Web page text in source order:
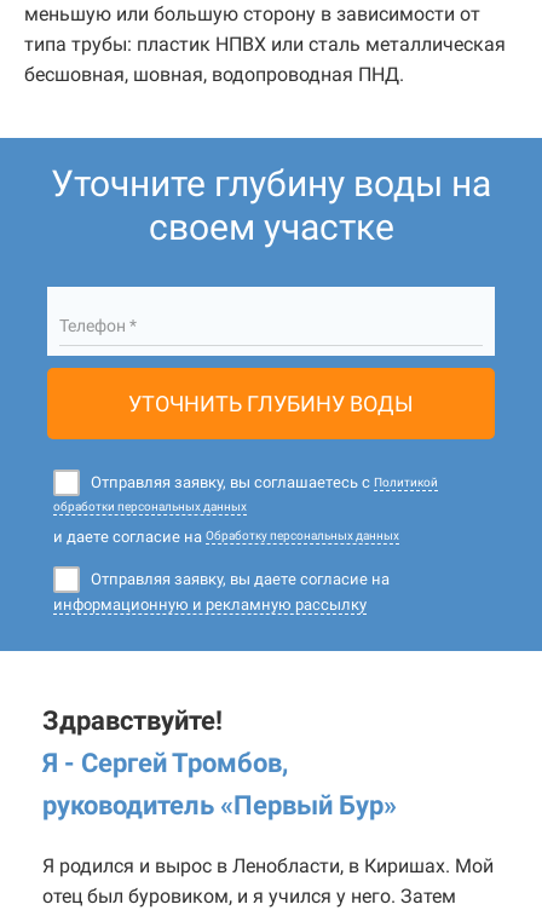
меньшую или большую сторону в зависимости от
типа трубы: пластик НПВХ или сталь металлическая
бесшовная, шовная, водопроводная ПНД.
Уточните глубину воды на
своем участке
Телефон *
УТОЧНИТЬ ГЛУБИНУ ВОДЫ
Отправляя заявку, вы соглашаетесь с Политикой
обработки персональных данных
и даете согласие на Обработку персональных данных
Отправляя заявку, вы даете согласие на
информационную и рекламную рассылку
Здравствуйте!
Я - Сергей Тромбов,
руководитель «Первый Бур»
Я родился и вырос в Ленобласти, в Киришах. Мой
отец был буровиком, и я учился у него. Затем